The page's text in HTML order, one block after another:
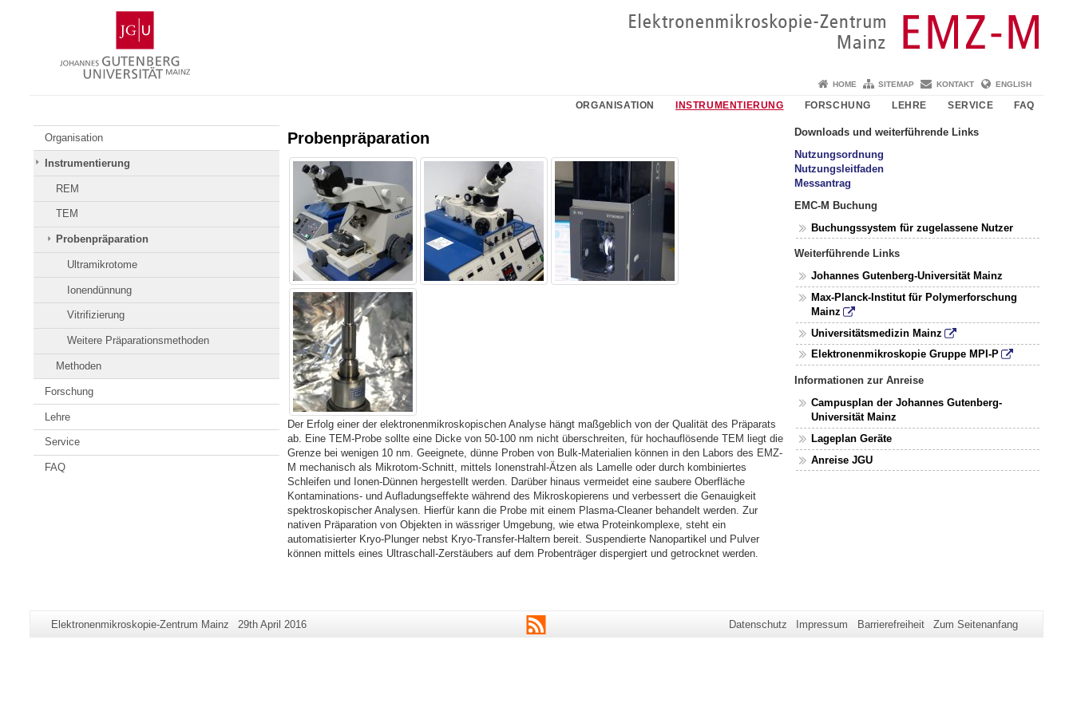
Gutenberg-
Universität
Mainz
HOME SITEMAP KONTAKT ENGLISH
ORGANISATION INSTRUMENTIERUNG FORSCHUNG LEHRE SERVICE FAQ
Organisation
Instrumentierung
REM
TEM
Probenpräparation
Ultramikrotome
Ionendünnung
Vitrifizierung
Weitere Präparationsmethoden
Methoden
Forschung
Lehre
Service
FAQ
Probenpräparation
Der Erfolg einer der elektronenmikroskopischen Analyse hängt maßgeblich von der Qualität des Präparats
ab. Eine TEM-Probe sollte eine Dicke von 50-100 nm nicht überschreiten, für hochauflösende TEM liegt die
Grenze bei wenigen 10 nm. Geeignete, dünne Proben von Bulk-Materialien können in den Labors des EMZ-
M mechanisch als Mikrotom-Schnitt, mittels Ionenstrahl-Ätzen als Lamelle oder durch kombiniertes
Schleifen und Ionen-Dünnen hergestellt werden. Darüber hinaus vermeidet eine saubere Oberfläche
Kontaminations- und Aufladungseffekte während des Mikroskopierens und verbessert die Genauigkeit
spektroskopischer Analysen. Hierfür kann die Probe mit einem Plasma-Cleaner behandelt werden. Zur
nativen Präparation von Objekten in wässriger Umgebung, wie etwa Proteinkomplexe, steht ein
automatisierter Kryo-Plunger nebst Kryo-Transfer-Haltern bereit. Suspendierte Nanopartikel und Pulver
können mittels eines Ultraschall-Zerstäubers auf dem Probenträger dispergiert und getrocknet werden.
Downloads und weiterführende Links
Nutzungsordnung
Nutzungsleitfaden
Messantrag
EMC-M Buchung
Buchungssystem für zugelassene Nutzer
Weiterführende Links
Johannes Gutenberg-Universität Mainz
Max-Planck-Institut für Polymerforschung
Mainz
Universitätsmedizin Mainz
Elektronenmikroskopie Gruppe MPI-P
Informationen zur Anreise
Campusplan der Johannes Gutenberg-
Universität Mainz
Lageplan Geräte
Anreise JGU
Zusätzliche
Seiten-
Elektronenmikroskopie-Zentrum Mainz
Letzte
29th April 2016 RSS Datenschutz Impressum Barrierefreiheit Zum Seitenanfang